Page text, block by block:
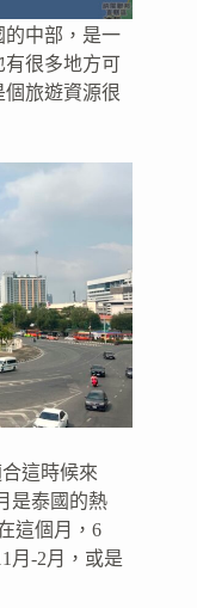
的中部，是一
很多地方可
旅遊資源很
這時候來
是泰國的熱
這個月，6
月-2月，或是